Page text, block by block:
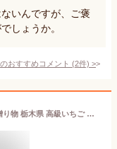
いんですが、ご褒
しょうか。
おすすめコメント (2件) >
母の日 プレゼント いちご ギフト イチゴ 贈り物 栃木県 高級いちご スカイベリー 約280g×2パック 秀品 大粒 高糖度 贈答品 高級 フルーツ いちご ギフト 内祝い 果物 誕生日 甘い 糖度 高級イチゴ 贈答 苺 お取り寄せ お供え お祝い 贈物 お見舞い 農家直送 送料無料